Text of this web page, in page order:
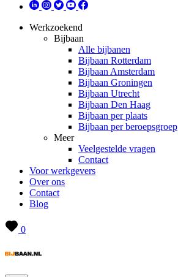
Werkzoekend
Bijbaan
Alle bijbanen
Bijbaan Rotterdam
Bijbaan Amsterdam
Bijbaan Groningen
Bijbaan Utrecht
Bijbaan Den Haag
Bijbaan per plaats
Bijbaan per beroepsgroep
Meer
Veelgestelde vragen
Contact
Voor werkgevers
Over ons
Contact
Blog
0